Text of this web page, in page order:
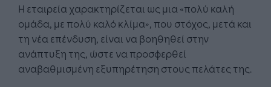
Η εταιρεία χαρακτηρίζεται ως μια «πολύ καλή
ομάδα, με πολύ καλό κλίμα», που στόχος, μετά και
τη νέα επένδυση, είναι να βοηθηθεί στην
ανάπτυξη της, ώστε να προσφερθεί
αναβαθμισμένη εξυπηρέτηση στους πελάτες της.